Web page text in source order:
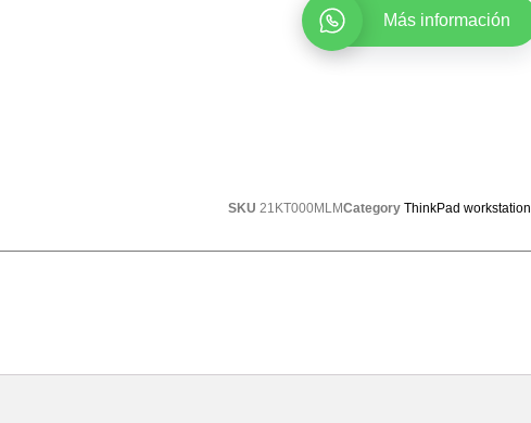
Más información
SKU21KT000MLMCategory ThinkPad workstation